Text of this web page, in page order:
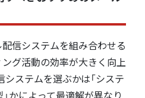
信システムを組み合わせる
ング活動の効率が大きく向上
システムを選ぶかは「システ
」かによって最適解が異なり